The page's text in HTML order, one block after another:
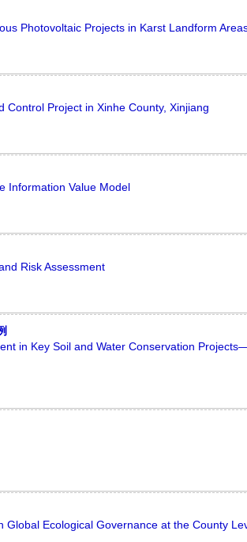
Photovoltaic Projects in Karst Landform
Control Project in Xinhe County, Xinjiang
Information Value Model
Risk Assessment
in Key Soil and Water Conservation
Global Ecological Governance at the County